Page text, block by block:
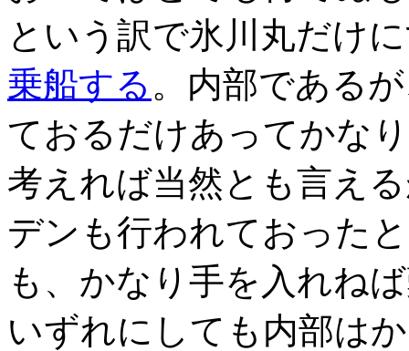
という訳で氷川丸だけ
乗船する 。内部である
ておるだけあってかな
考えれば当然とも言え
デンも行われておった
も、かなり手を入れね
いずれにしても内部は